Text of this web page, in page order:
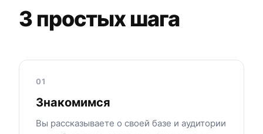
3 простых шага
01
Знакомимся
Вы рассказываете о своей базе и аудитории